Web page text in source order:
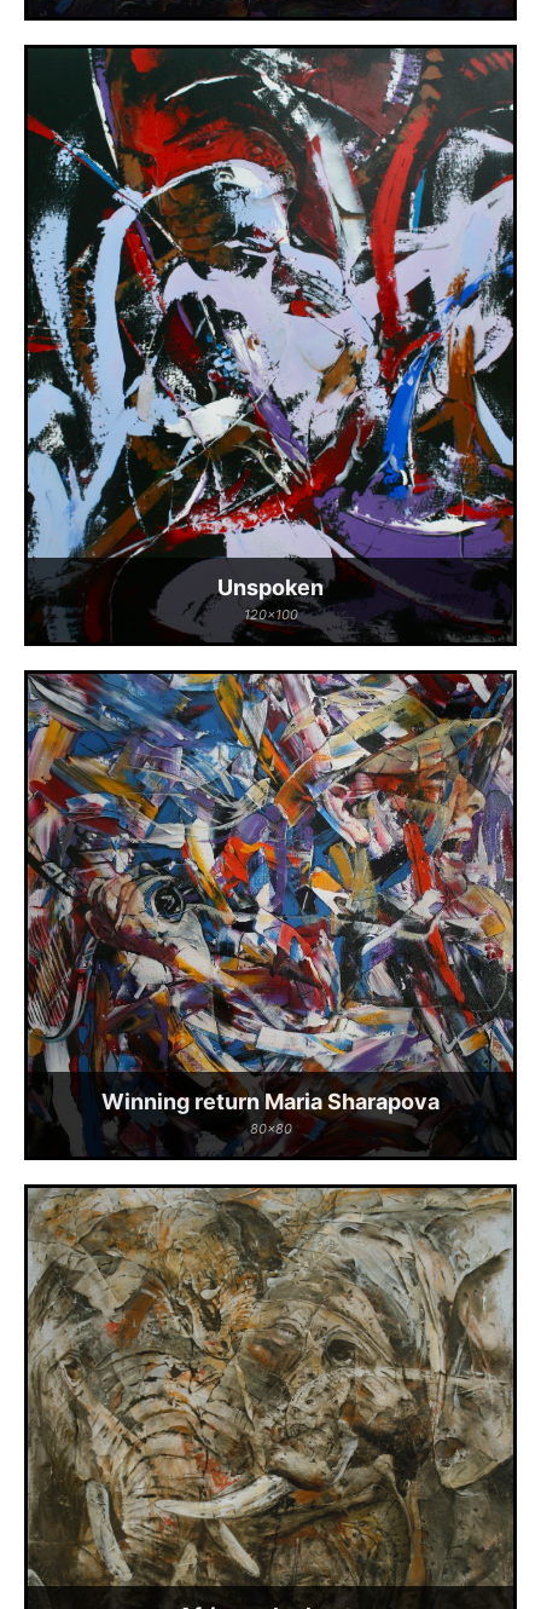
Unspoken
120x100
Winning return Maria Sharapova
80x80